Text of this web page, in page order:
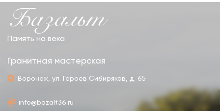
Базальт
Память на века
Гранитная мастерская
Воронеж, ул. Героев Сибиряков, д. 65
info@bazalt36.ru